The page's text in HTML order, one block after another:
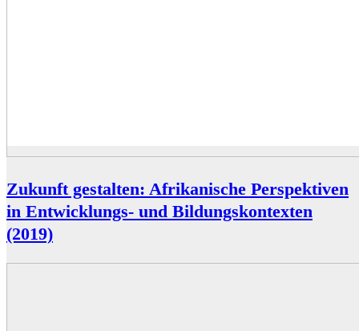
Zukunft gestalten: Afrikanische Perspektiven
in Entwicklungs- und Bildungskontexten
(2019)